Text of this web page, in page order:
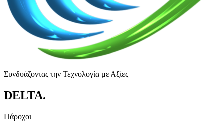
Συνδυάζοντας την Τεχνολογία με Αξίες
DELTA.
Πάροχοι